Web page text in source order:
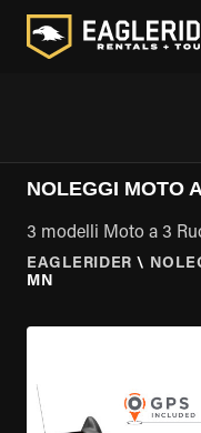
NOLEGGI MOTO
3 modelli Moto a 3
EAGLERIDER \
MN